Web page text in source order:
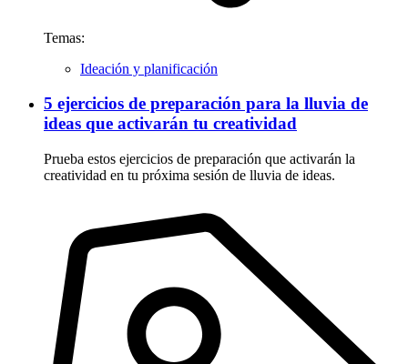
Temas:
Ideación y planificación
5 ejercicios de preparación para la lluvia de
ideas que activarán tu creatividad
Prueba estos ejercicios de preparación que activarán la
creatividad en tu próxima sesión de lluvia de ideas.